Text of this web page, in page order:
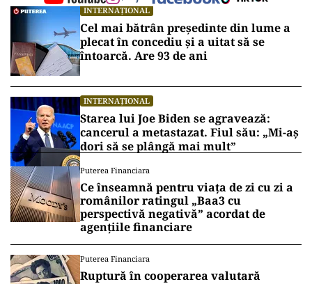
INTERNAȚIONAL
Cel mai bătrân președinte din lume a
plecat în concediu și a uitat să se
întoarcă. Are 93 de ani
INTERNAȚIONAL
Starea lui Joe Biden se agravează:
cancerul a metastazat. Fiul său: „Mi-aș
dori să se plângă mai mult”
Puterea Financiara
Ce înseamnă pentru viața de zi cu zi a
românilor ratingul „Baa3 cu
perspectivă negativă” acordat de
agențiile financiare
Puterea Financiara
Ruptură în cooperarea valutară